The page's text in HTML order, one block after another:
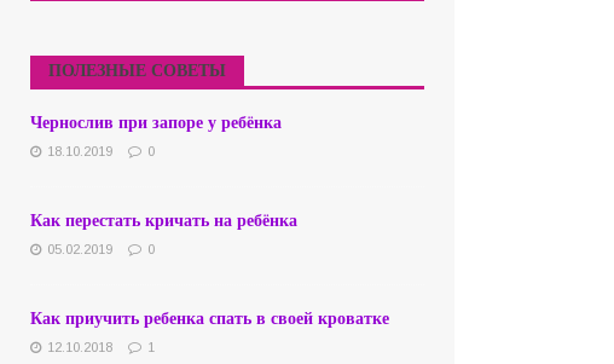
ПОЛЕЗНЫЕ СОВЕТЫ
Чернослив при запоре у ребёнка
18.10.2019 0
Как перестать кричать на ребёнка
05.02.2019 0
Как приучить ребенка спать в своей кроватке
12.10.2018 1